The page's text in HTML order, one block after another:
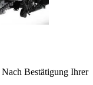
Nach Bestätigung Ihrer